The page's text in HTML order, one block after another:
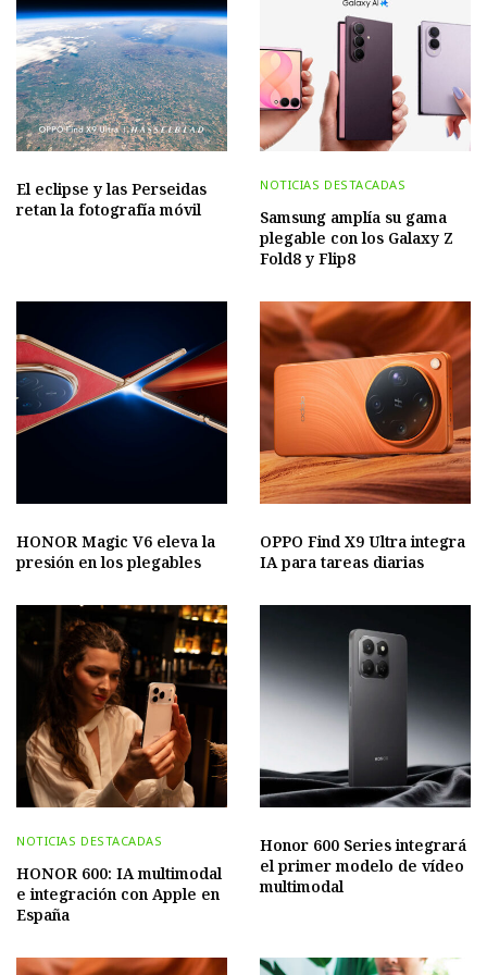
El eclipse y las Perseidas
retan la fotografía móvil
NOTICIAS DESTACADAS
Samsung amplía su gama
plegable con los Galaxy Z
Fold8 y Flip8
HONOR Magic V6 eleva la
presión en los plegables
OPPO Find X9 Ultra integra
IA para tareas diarias
NOTICIAS DESTACADAS
HONOR 600: IA multimodal
e integración con Apple en
España
Honor 600 Series integrará
el primer modelo de vídeo
multimodal